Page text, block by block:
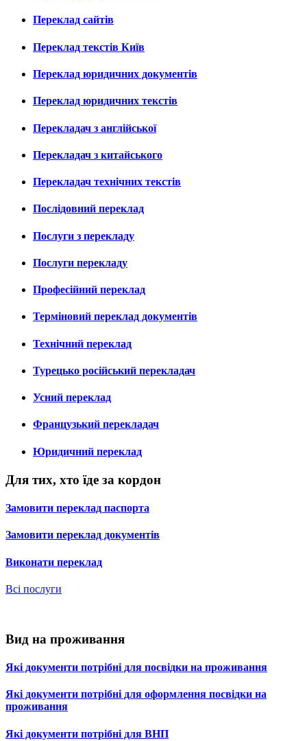
Переклад сайтів
Переклад текстів Київ
Переклад юридичних документів
Переклад юридичних текстів
Перекладач з англійської
Перекладач з китайського
Перекладач технічних текстів
Послідовний переклад
Послуги з перекладу
Послуги перекладу
Професійний переклад
Терміновий переклад документів
Технічний переклад
Турецько російський перекладач
Усний переклад
Французький перекладач
Юридичний переклад
Для тих, хто їде за кордон
Замовити переклад паспорта
Замовити переклад документів
Виконати переклад
Всі послуги
Вид на проживання
Які документи потрібні для посвідки на проживання
Які документи потрібні для оформлення посвідки на
проживання
Які документи потрібні для ВНП